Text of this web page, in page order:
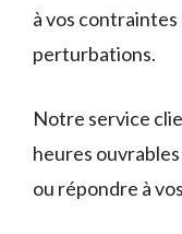
à vos
perturbations.
Notre service
heures
ou répondre à